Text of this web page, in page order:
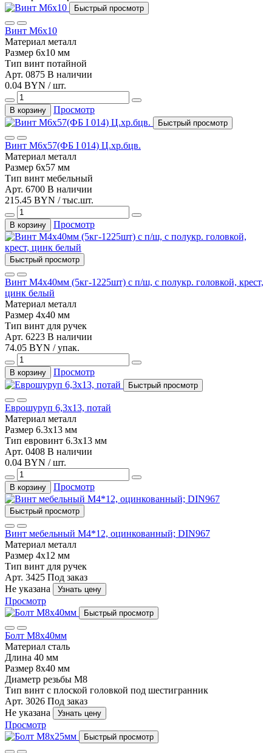
Быстрый просмотр
Винт М6х10
Материал металл
Размер 6х10 мм
Тип винт потайной
Арт. 0875 В наличии
0.04 BYN / шт.
В корзину Просмотр
Быстрый просмотр
Винт М6х57(ФБ I 014) Ц.хр.бцв.
Материал металл
Размер 6x57 мм
Тип винт мебельный
Арт. 6700 В наличии
215.45 BYN / тыс.шт.
В корзину Просмотр
Быстрый просмотр
Винт М4х40мм (5кг-1225шт) с п/ш, с полукр. головкой, крест,
цинк белый
Материал металл
Размер 4x40 мм
Тип винт для ручек
Арт. 6223 В наличии
74.05 BYN / упак.
В корзину Просмотр
Быстрый просмотр
Еврошуруп 6,3х13, потай
Материал металл
Размер 6.3x13 мм
Тип евровинт 6.3х13 мм
Арт. 0408 В наличии
0.04 BYN / шт.
В корзину Просмотр
Быстрый просмотр
Винт мебельный М4*12, оцинкованный; DIN967
Материал металл
Размер 4x12 мм
Тип винт для ручек
Арт. 3425 Под заказ
Не указана
Узнать цену
Просмотр
Быстрый просмотр
Болт М8х40мм
Материал сталь
Длина 40 мм
Размер 8х40 мм
Диаметр резьбы М8
Тип винт с плоской головкой под шестигранник
Арт. 3026 Под заказ
Не указана
Узнать цену
Просмотр
Быстрый просмотр